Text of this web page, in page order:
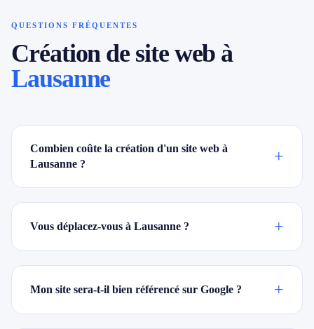
QUESTIONS FRÉQUENTES
Création de site web à
Lausanne
Combien coûte la création d'un site web à
Lausanne ?
+
Vous déplacez-vous à Lausanne ? +
Mon site sera-t-il bien référencé sur Google ? +